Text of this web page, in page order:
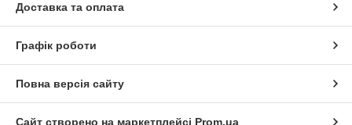
Доставка та оплата
Графік роботи
Повна версія сайту
Сайт створено на маркетплейсі Prom.ua